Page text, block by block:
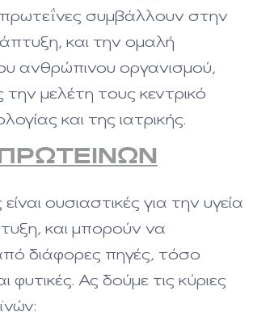
συμβάλλουν στην
και την ομαλή
ανθρώπινου οργανισμού,
μελέτη τους κεντρικό
και της ιατρικής.
ουσιαστικές για την υγεία
και μπορούν να
διάφορες πηγές, τόσο
φυτικές. Ας δούμε τις κύριες